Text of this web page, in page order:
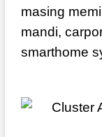
masing
mandi,
smarthome